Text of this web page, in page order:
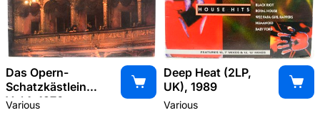
Das Opern-
Schatzkästlein
Vol.1, 1970
Various
Deep Heat (2LP,
UK), 1989
Various